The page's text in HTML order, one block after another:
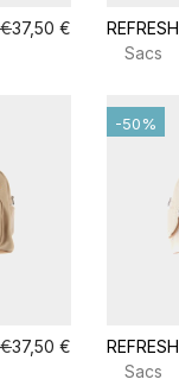
37,50 €
REFRESH
Sacs
37,50 €
REFRESH
Sacs
-50%